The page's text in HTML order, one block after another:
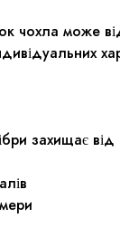
чохла може
захищає від